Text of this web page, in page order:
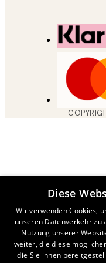
Diese
Wir verwenden Cookies,
unseren Datenverkehr zu
Nutzung unserer
weiter, die diese
die Sie ihnen